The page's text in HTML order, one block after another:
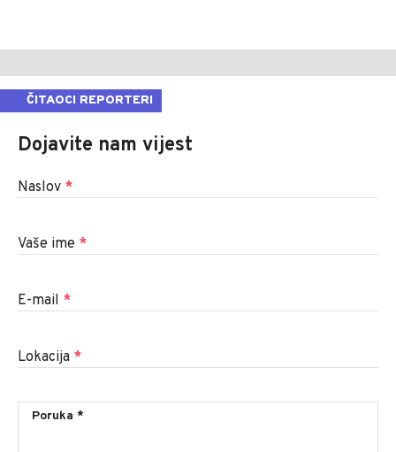
ČITAOCI REPORTERI
Dojavite nam vijest
Naslov *
Vaše ime *
E-mail *
Lokacija *